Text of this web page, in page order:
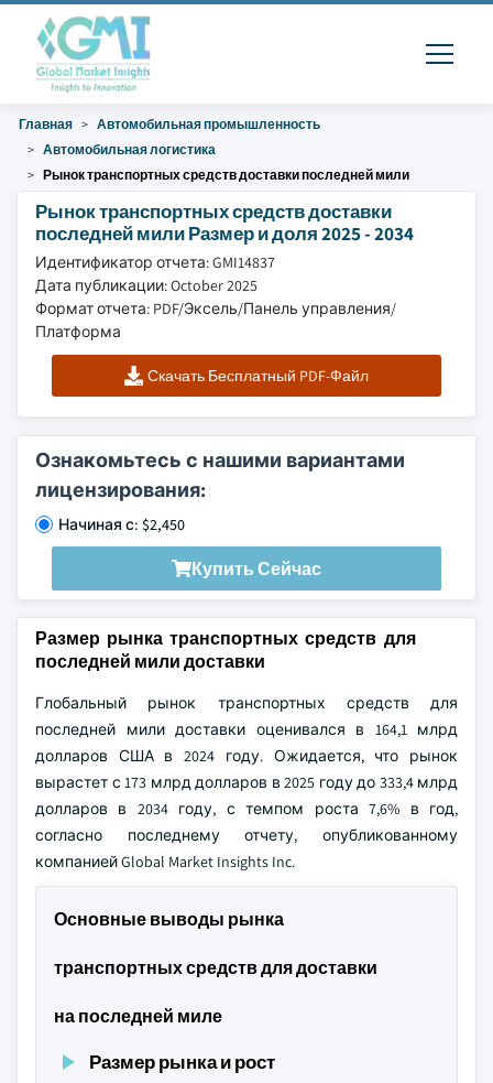
Главная
Автомобильная промышленность
Автомобильная логистика
Рынок транспортных средств доставки последней мили
Рынок транспортных средств доставки
последней мили Размер и доля 2025 - 2034
Идентификатор отчета: GMI14837
Дата публикации: October 2025
Формат отчета: PDF/Эксель/Панель управления/
Платформа
Скачать Бесплатный PDF-Файл
Ознакомьтесь с нашими вариантами
лицензирования:
Начиная с: $2,450
Купить Сейчас
Размер рынка транспортных средств для
последней мили доставки
Глобальный рынок транспортных средств для
последней мили доставки оценивался в 164,1 млрд
долларов США в 2024 году. Ожидается, что рынок
вырастет с 173 млрд долларов в 2025 году до 333,4 млрд
долларов в 2034 году, с темпом роста 7,6% в год,
согласно последнему отчету, опубликованному
компанией Global Market Insights Inc.
Основные выводы рынка
транспортных средств для доставки
на последней миле
Размер рынка и рост